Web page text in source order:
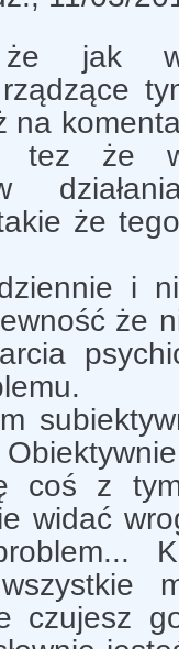
że jak
na
tez że
że
i
że
coś z
widać
czujesz